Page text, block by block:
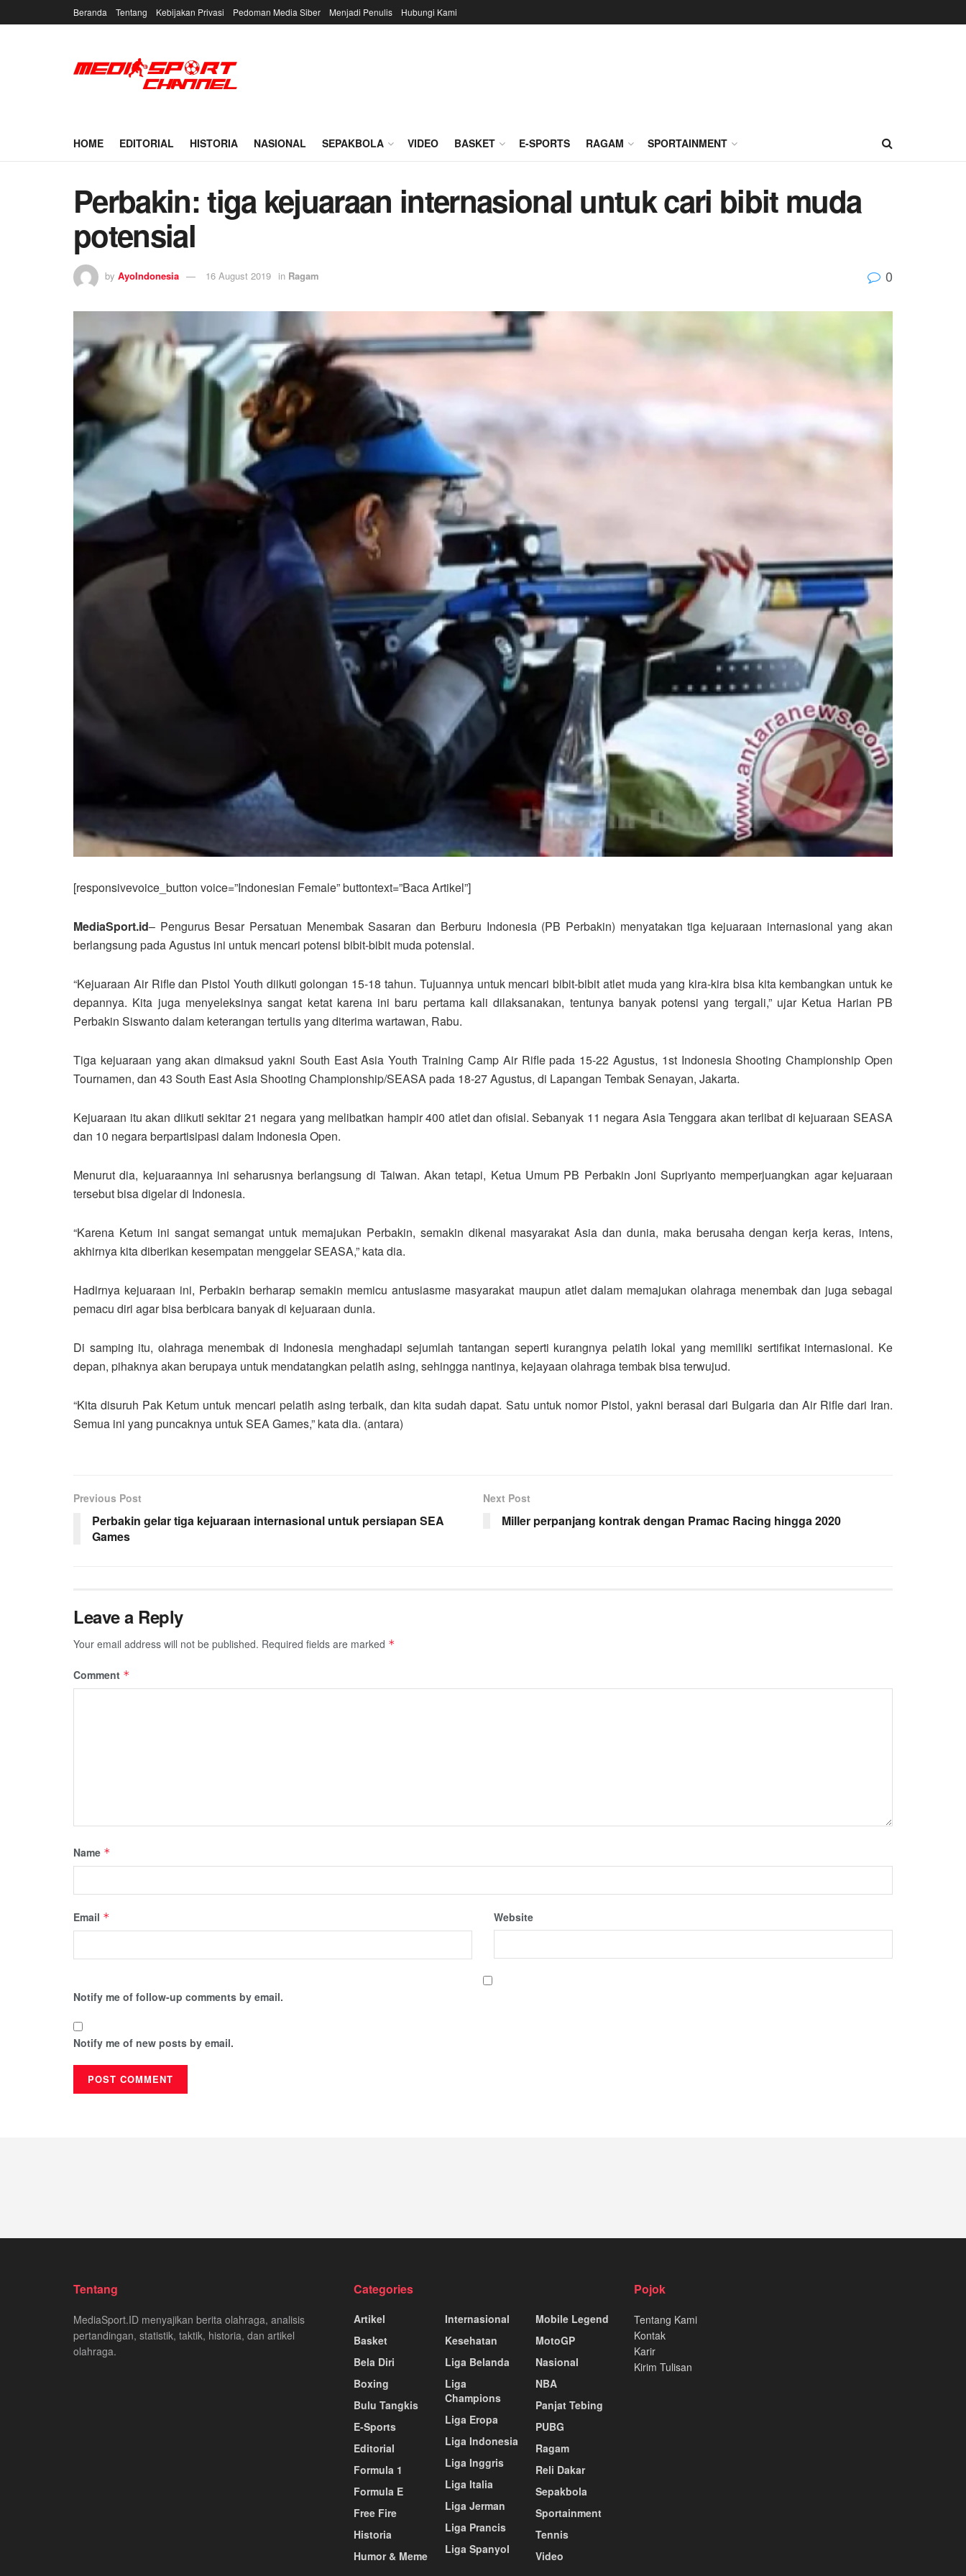
Beranda Tentang Kebijakan Privasi Pedoman Media Siber Menjadi Penulis Hubungi Kami
HOME EDITORIAL HISTORIA NASIONAL SEPAKBOLA VIDEO BASKET E-SPORTS RAGAM SPORTAINMENT
Perbakin: tiga kejuaraan internasional untuk cari bibit muda
potensial
by AyoIndonesia 16 August 2019 in Ragam 0
[responsivevoice_button voice=”Indonesian Female” buttontext=”Baca Artikel”]
MediaSport.id– Pengurus Besar Persatuan Menembak Sasaran dan Berburu Indonesia (PB Perbakin) menyatakan tiga kejuaraan internasional yang akan
berlangsung pada Agustus ini untuk mencari potensi bibit-bibit muda potensial.
“Kejuaraan Air Rifle dan Pistol Youth diikuti golongan 15-18 tahun. Tujuannya untuk mencari bibit-bibit atlet muda yang kira-kira bisa kita kembangkan untuk ke
depannya. Kita juga menyeleksinya sangat ketat karena ini baru pertama kali dilaksanakan, tentunya banyak potensi yang tergali,” ujar Ketua Harian PB
Perbakin Siswanto dalam keterangan tertulis yang diterima wartawan, Rabu.
Tiga kejuaraan yang akan dimaksud yakni South East Asia Youth Training Camp Air Rifle pada 15-22 Agustus, 1st Indonesia Shooting Championship Open
Tournamen, dan 43 South East Asia Shooting Championship/SEASA pada 18-27 Agustus, di Lapangan Tembak Senayan, Jakarta.
Kejuaraan itu akan diikuti sekitar 21 negara yang melibatkan hampir 400 atlet dan ofisial. Sebanyak 11 negara Asia Tenggara akan terlibat di kejuaraan SEASA
dan 10 negara berpartisipasi dalam Indonesia Open.
Menurut dia, kejuaraannya ini seharusnya berlangsung di Taiwan. Akan tetapi, Ketua Umum PB Perbakin Joni Supriyanto memperjuangkan agar kejuaraan
tersebut bisa digelar di Indonesia.
“Karena Ketum ini sangat semangat untuk memajukan Perbakin, semakin dikenal masyarakat Asia dan dunia, maka berusaha dengan kerja keras, intens,
akhirnya kita diberikan kesempatan menggelar SEASA,” kata dia.
Hadirnya kejuaraan ini, Perbakin berharap semakin memicu antusiasme masyarakat maupun atlet dalam memajukan olahraga menembak dan juga sebagai
pemacu diri agar bisa berbicara banyak di kejuaraan dunia.
Di samping itu, olahraga menembak di Indonesia menghadapi sejumlah tantangan seperti kurangnya pelatih lokal yang memiliki sertifikat internasional. Ke
depan, pihaknya akan berupaya untuk mendatangkan pelatih asing, sehingga nantinya, kejayaan olahraga tembak bisa terwujud.
“Kita disuruh Pak Ketum untuk mencari pelatih asing terbaik, dan kita sudah dapat. Satu untuk nomor Pistol, yakni berasal dari Bulgaria dan Air Rifle dari Iran.
Semua ini yang puncaknya untuk SEA Games,” kata dia. (antara)
Previous Post
Perbakin gelar tiga kejuaraan internasional untuk persiapan SEA
Games
Next Post
Miller perpanjang kontrak dengan Pramac Racing hingga 2020
Leave a Reply
Your email address will not be published. Required fields are marked *
Comment *
Name *
Email * Website
Notify me of follow-up comments by email.
Notify me of new posts by email.
Tentang
MediaSport.ID menyajikan berita olahraga, analisis
pertandingan, statistik, taktik, historia, dan artikel
olahraga.
Categories
Artikel
Basket
Bela Diri
Boxing
Bulu Tangkis
E-Sports
Editorial
Formula 1
Formula E
Free Fire
Historia
Humor & Meme
Internasional
Kesehatan
Liga Belanda
Liga
Champions
Liga Eropa
Liga Indonesia
Liga Inggris
Liga Italia
Liga Jerman
Liga Prancis
Liga Spanyol
Mobile Legend
MotoGP
Nasional
NBA
Panjat Tebing
PUBG
Ragam
Reli Dakar
Sepakbola
Sportainment
Tennis
Video
Pojok
Tentang Kami
Kontak
Karir
Kirim Tulisan